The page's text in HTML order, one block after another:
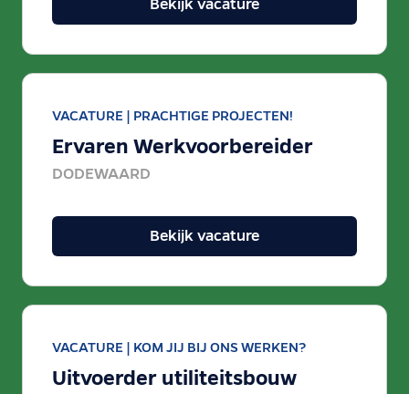
Bekijk vacature
VACATURE | PRACHTIGE PROJECTEN!
Ervaren Werkvoorbereider
DODEWAARD
Bekijk vacature
VACATURE | KOM JIJ BIJ ONS WERKEN?
Uitvoerder utiliteitsbouw